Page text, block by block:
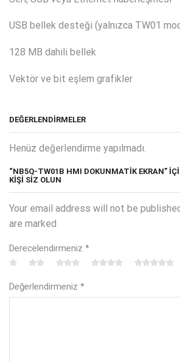
USB bellek desteği (yalnızca TW01
128 MB dahili bellek
Vektör ve bit eşlem grafikler
DEĞERLENDIRMELER
Henüz değerlendirme yapılmadı.
“NB5Q-TW01B HMI DOKUNMATİK EKRAN”
KIŞI SIZ OLUN
Your email address will not be
are marked
Derecelendirmeniz *
Değerlendirmeniz *